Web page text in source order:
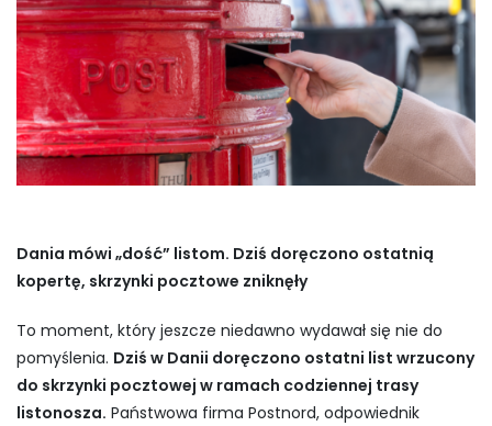
Dania mówi „dość” listom. Dziś doręczono ostatnią
kopertę, skrzynki pocztowe zniknęły
To moment, który jeszcze niedawno wydawał się nie do
pomyślenia. Dziś w Danii doręczono ostatni list wrzucony
do skrzynki pocztowej w ramach codziennej trasy
listonosza. Państwowa firma Postnord, odpowiednik